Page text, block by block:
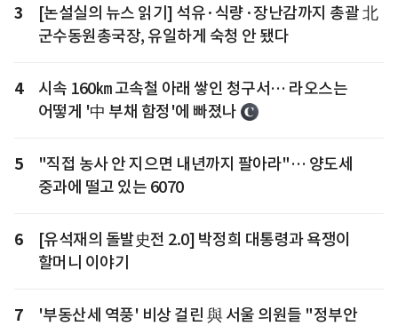
3
[논설실의 뉴스 읽기] 석유·식량·장난감까지 총괄 北
군수동원총국장, 유일하게 숙청 안 됐다
4
시속 160㎞ 고속철 아래 쌓인 청구서… 라오스는
어떻게 '中 부채 함정'에 빠졌나
5
"직접 농사 안 지으면 내년까지 팔아라"… 양도세
중과에 떨고 있는 6070
6
[유석재의 돌발史전 2.0] 박정희 대통령과 욕쟁이
할머니 이야기
7
'부동산세 역풍' 비상 걸린 與 서울 의원들 "정부안